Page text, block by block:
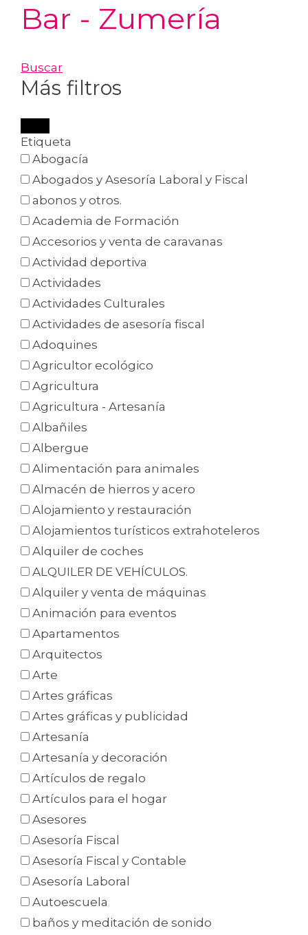
Bar - Zumería
Buscar
Más filtros
Etiqueta
Abogacía
Abogados y Asesoría Laboral y Fiscal
abonos y otros.
Academia de Formación
Accesorios y venta de caravanas
Actividad deportiva
Actividades
Actividades Culturales
Actividades de asesoría fiscal
Adoquines
Agricultor ecológico
Agricultura
Agricultura - Artesanía
Albañiles
Albergue
Alimentación para animales
Almacén de hierros y acero
Alojamiento y restauración
Alojamientos turísticos extrahoteleros
Alquiler de coches
ALQUILER DE VEHÍCULOS.
Alquiler y venta de máquinas
Animación para eventos
Apartamentos
Arquitectos
Arte
Artes gráficas
Artes gráficas y publicidad
Artesanía
Artesanía y decoración
Artículos de regalo
Artículos para el hogar
Asesores
Asesoría Fiscal
Asesoría Fiscal y Contable
Asesoría Laboral
Autoescuela
baños y meditación de sonido